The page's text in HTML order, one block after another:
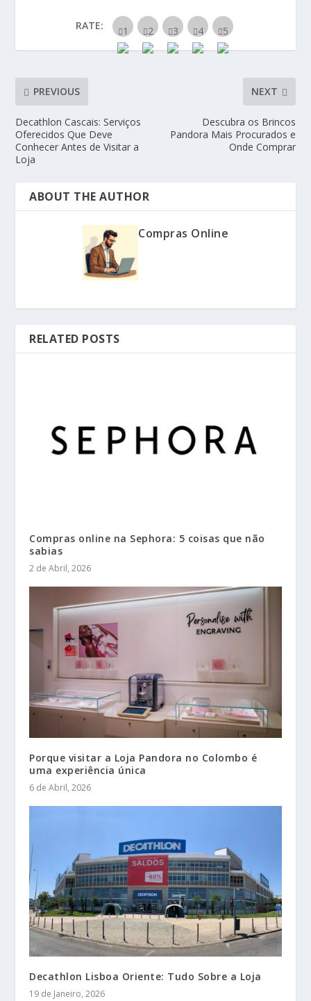
RATE:
PREVIOUS
Decathlon Cascais: Serviços
Oferecidos Que Deve
Conhecer Antes de Visitar a
Loja
NEXT
Descubra os Brincos
Pandora Mais Procurados e
Onde Comprar
ABOUT THE AUTHOR
Compras Online
RELATED POSTS
Compras online na Sephora: 5 coisas que não
sabias
2 de Abril, 2026
Porque visitar a Loja Pandora no Colombo é
uma experiência única
6 de Abril, 2026
Decathlon Lisboa Oriente: Tudo Sobre a Loja
19 de Janeiro, 2026